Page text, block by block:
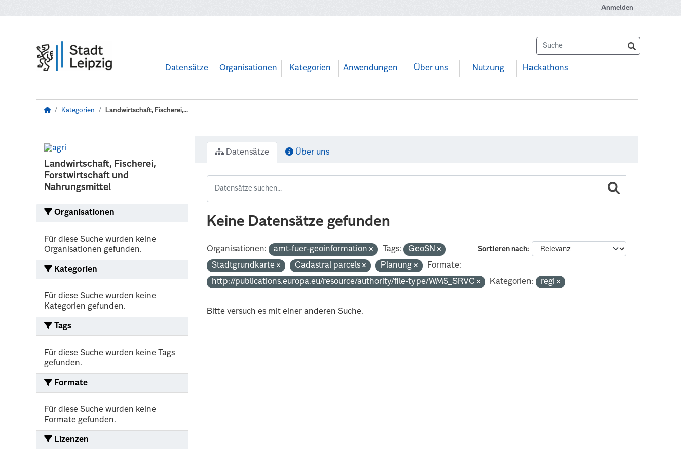
Anmelden
Datensätze Organisationen Kategorien Anwendungen Über uns Nutzung Hackathons
Kategorien Landwirtschaft, Fischerei,...
Landwirtschaft, Fischerei,
Forstwirtschaft und
Nahrungsmittel
Organisationen
Für diese Suche wurden keine
Organisationen gefunden.
Kategorien
Für diese Suche wurden keine
Kategorien gefunden.
Tags
Für diese Suche wurden keine Tags
gefunden.
Formate
Für diese Suche wurden keine
Formate gefunden.
Lizenzen
Datensätze Über uns
Keine Datensätze gefunden
Sortieren nach
Organisationen: amt-fuer-geoinformation Tags:
GeoSN
Stadtgrundkarte
Cadastral parcels Planung
Formate:
http://publications.europa.eu/resource/authority/file-type/WMS_SRVC
Kategorien: regi
Bitte versuch es mit einer anderen Suche.